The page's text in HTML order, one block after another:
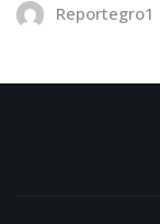
Reportegro1